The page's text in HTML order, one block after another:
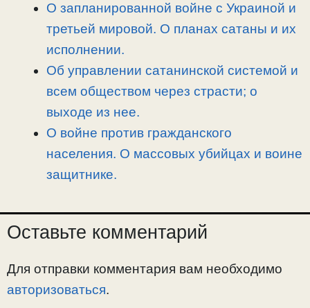
О запланированной войне с Украиной и
третьей мировой. О планах сатаны и их
исполнении.
Об управлении сатанинской системой и
всем обществом через страсти; о
выходе из нее.
О войне против гражданского
населения. О массовых убийцах и воине
защитнике.
Оставьте комментарий
Для отправки комментария вам необходимо
авторизоваться.